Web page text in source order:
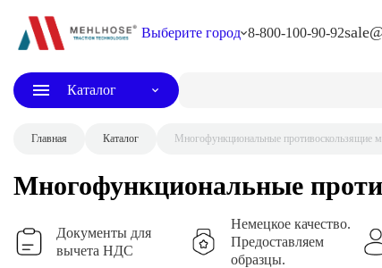
Выберите город 8-800-100-90-92
Каталог
Главная Каталог Многофункциональные противоскользящие
Многофункциональные
Документы для
вычета НДС
Немецкое качество.
Предоставляем
образцы.